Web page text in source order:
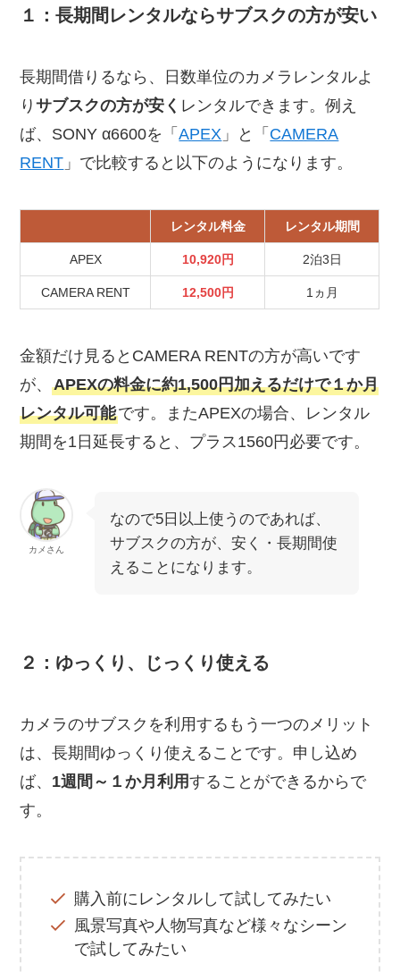
１：長期間レンタルならサブスクの方が安い
長期間借りるなら、日数単位のカメラレンタルよ
りサブスクの方が安く レンタルできます。例え
ば、SONY α6600を「APEX 」と「 CAMERA
RENT 」で比較すると以下のようになります。
レンタル料金 レンタル期間
APEX 10,920円 2泊3日
CAMERA RENT 12,500円 1ヵ月
金額だけ見るとCAMERA RENTの方が高いです
が、APEXの料金に約1,500円加えるだけで１か月
レンタル可能です。またAPEXの場合、レンタル
期間を1日延長すると、プラス1560円必要です。
カメさん
なので5日以上使うのであれば、
サブスクの方が、安く・長期間使
えることになります。
２：ゆっくり、じっくり使える
カメラのサブスクを利用するもう一つのメリット
は、長期間ゆっくり使えることです。申し込め
ば、 1週間～１か月利用することができるからで
す。
購入前にレンタルして試してみたい
風景写真や人物写真など様々なシーン
で試してみたい